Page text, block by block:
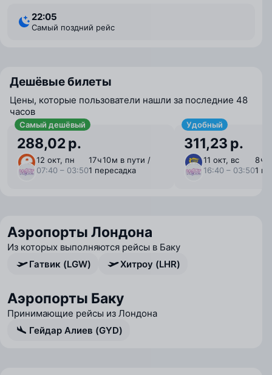
22:05
Самый поздний рейс
Дешёвые билеты
Цены, которые пользователи нашли за последние 48
часов
Самый дешёвый
288,02 р.
12 окт, пн
07:40 – 03:50
17 ⁠ч 10 ⁠м в пути /
1 пересадка
Удобный
311,23 р.
11 окт, вс
16:40 – 03:50
8 ⁠ч
1
Аэропорты Лондона
Из которых выполняются рейсы в Баку
Гатвик (LGW)
Хитроу (LHR)
Аэропорты Баку
Принимающие рейсы из Лондона
Гейдар Алиев (GYD)